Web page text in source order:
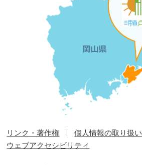
リンク・著作権
個人情報の取り扱い
ウェブアクセシビリティ